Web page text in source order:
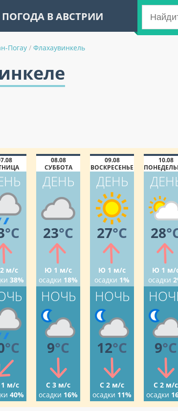
ПОГОДА В АВСТРИИ
Погау / Флахаувинкель
°C
м/с
38%
°C
м/с
40%
08.08
СУББОТА
ДЕНЬ
23°C
Ю 1 м/с
осадки 18%
НОЧЬ
9°C
С 3 м/с
осадки 16%
09.08
ВОСКРЕСЕНЬЕ
ДЕНЬ
27°C
Ю 1 м/с
осадки 1%
НОЧЬ
12°C
С 2 м/с
осадки 11%
10.08
28
Ю 1 м/
осадки
9°C
С 2 м/с
осадки